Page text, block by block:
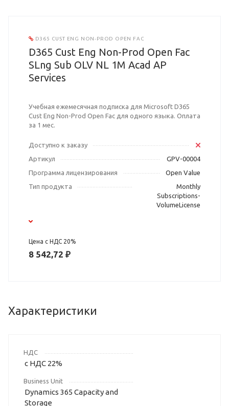
D365 CUST ENG NON-PROD OPEN FAC
D365 Cust Eng Non-Prod Open Fac
SLng Sub OLV NL 1M Acad AP
Services
Учебная ежемесячная подписка для Microsoft D365
Cust Eng Non-Prod Open Fac для одного языка. Оплата
за 1 мес.
Доступно к заказу
Артикул
GPV-00004
Программа лицензирования
Open Value
Тип продукта
Monthly
Subscriptions-
VolumeLicense
Цена с НДС 20%
8 542,72 ₽
Характеристики
НДС
с НДС 22%
Business Unit
Dynamics 365 Capacity and
Storage